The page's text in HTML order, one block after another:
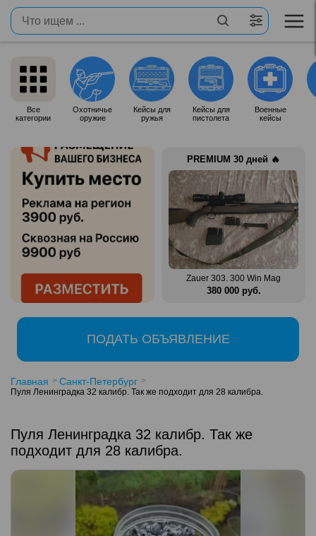
Все
категории
Охотничье
оружие
Кейсы для
ружья
Кейсы для
пистолета
Военные
кейсы
PREMIUM 30 дней 🔥
Mag Benelli Montefeltro 12/76
150 000 руб.
Zauer 303. 300 Win Mag
380 000 руб.
ПОДАТЬ ОБЪЯВЛЕНИЕ
Главная Санкт-Петербург
Пуля Ленинградка 32 калибр. Так же подходит для 28 калибра.
Пуля Ленинградка 32 калибр. Так же
подходит для 28 калибра.